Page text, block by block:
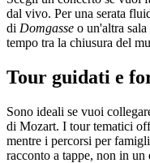
dal vivo. Per una serata
di Domgasse o un'altra
tempo tra la chiusura del
Tour guidati e
Sono ideali se vuoi
di Mozart. I tour tematici
mentre i percorsi per
racconto a tappe, non in un